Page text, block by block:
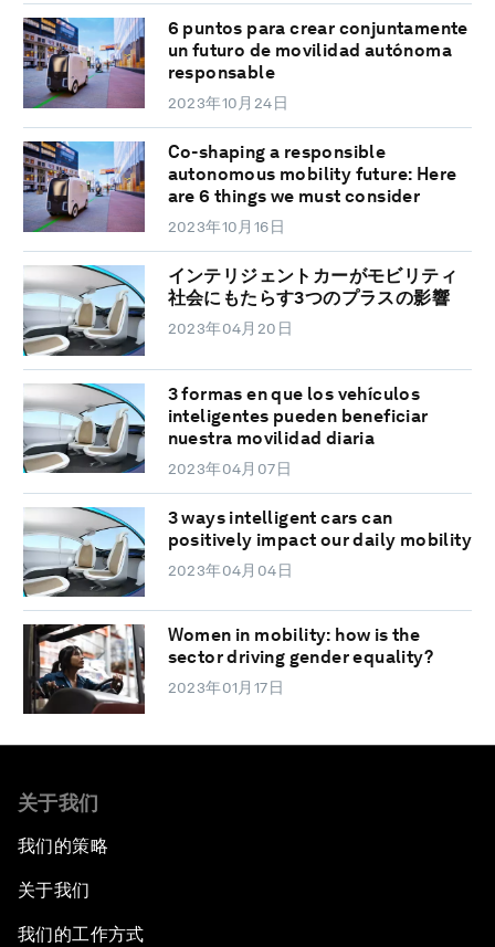
6 puntos para crear conjuntamente
un futuro de movilidad autónoma
responsable
2023年10月24日
Co-shaping a responsible
autonomous mobility future: Here
are 6 things we must consider
2023年10月16日
インテリジェントカーがモビリティ
社会にもたらす3つのプラスの影響
2023年04月20日
3 formas en que los vehículos
inteligentes pueden beneficiar
nuestra movilidad diaria
2023年04月07日
3 ways intelligent cars can
positively impact our daily mobility
2023年04月04日
Women in mobility: how is the
sector driving gender equality?
2023年01月17日
关于我们
我们的策略
关于我们
我们的工作方式